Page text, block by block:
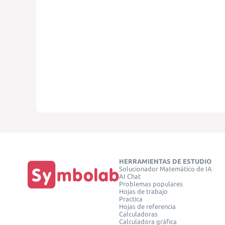
HERRAMIENTAS DE ESTUDIO
Solucionador Matemático de IA
AI Chat
Problemas populares
Hojas de trabajo
Practica
Hojas de referencia
Calculadoras
Calculadora gráfica